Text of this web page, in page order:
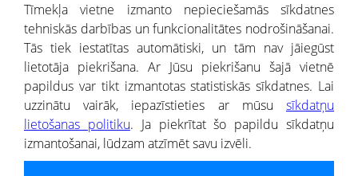
Dzimtas koks
Uzņēmumu atlase
Monitorings
Kredītizziņa par ārvalstu uzņēmumiem
® CREDITREFORM Latvija
SIA
Tīmekļa vietne izmanto nepieciešamās sīkdatnes
tehniskās darbības un funkcionalitātes nodrošināšanai.
Tās tiek iestatītas automātiski, un tām nav jāiegūst
lietotāja piekrišana. Ar Jūsu piekrišanu šajā vietnē
papildus var tikt izmantotas statistiskās sīkdatnes. Lai
uzzinātu vairāk, iepazīstieties ar mūsu sīkdatņu
lietošanas politiku. Ja piekrītat šo papildu sīkdatņu
izmantošanai, lūdzam atzīmēt savu izvēli.